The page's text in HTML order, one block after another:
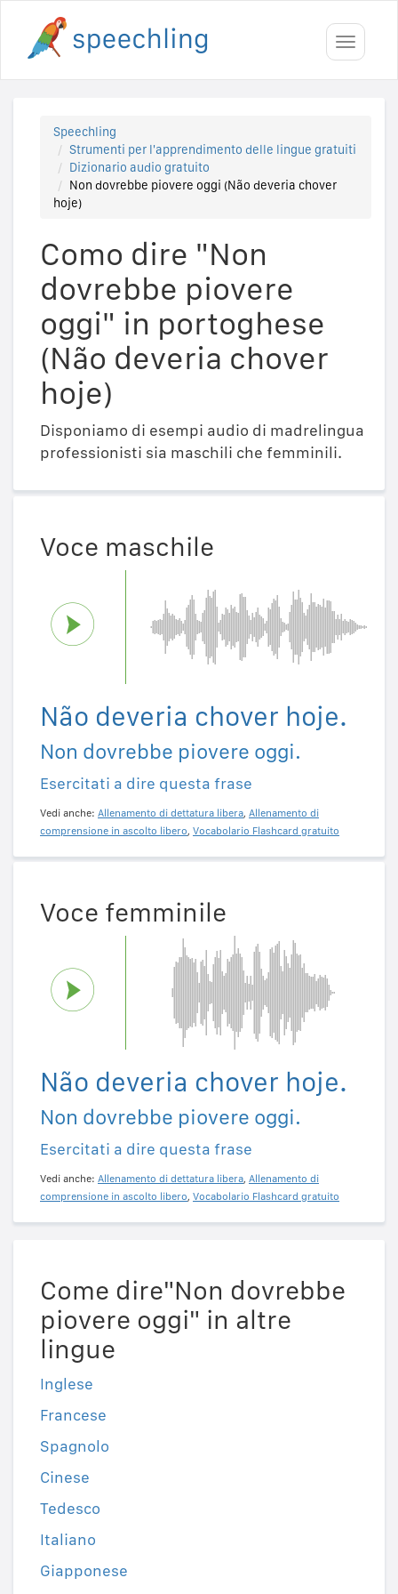
Toggle
Speechling
Strumenti per l'apprendimento delle lingue gratuiti
Dizionario audio gratuito
Non dovrebbe piovere oggi (Não deveria chover
hoje)
Como dire "Non
dovrebbe piovere
oggi" in portoghese
(Não deveria chover
hoje)
Disponiamo di esempi audio di madrelingua
professionisti sia maschili che femminili.
Voce maschile
Não deveria chover hoje.
Non dovrebbe piovere oggi.
Esercitati a dire questa frase
Vedi anche: Allenamento di dettatura libera, Allenamento di
comprensione in ascolto libero, Vocabolario Flashcard gratuito
Voce femminile
Não deveria chover hoje.
Non dovrebbe piovere oggi.
Esercitati a dire questa frase
Vedi anche: Allenamento di dettatura libera, Allenamento di
comprensione in ascolto libero, Vocabolario Flashcard gratuito
Come dire"Non dovrebbe
piovere oggi" in altre
lingue
Inglese
Francese
Spagnolo
Cinese
Tedesco
Italiano
Giapponese